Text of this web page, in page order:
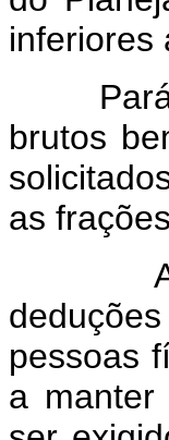
inferiores
brutos
as
pessoas
a manter